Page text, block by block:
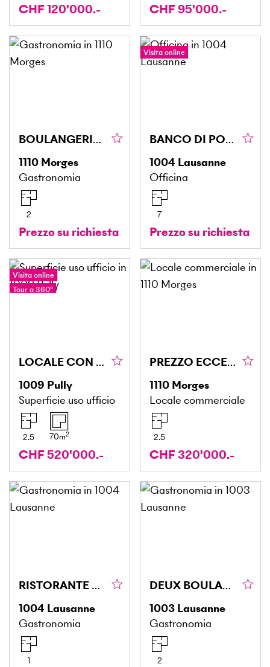
CHF 120'000.- CHF 95'000.-
BOULANGERIE AVEC BONNE SITUATION
1110 Morges
Gastronomia
2
Prezzo su richiesta
Visita online
BANCO DI POTENZA PER AUTOVEICOLI
1004 Lausanne
Officina
7
Prezzo su richiesta
Visita online
Tour a 360°
LOCALE CON VETRINA E GARAGE DOPPIO
1009 Pully
Superficie uso ufficio
2.5 70m2
CHF 520'000.-
PREZZO ECCEZIONALE CON GRANDE POTENZIALE
1110 Morges
Locale commerciale
2.5
CHF 320'000.-
RISTORANTE AD ALTA ATTIVITÀ DA CONSEGNARE
1004 Lausanne
Gastronomia
1
DEUX BOULANGERIES / SOCIÉTÉ AVEC BON C.A.
1003 Lausanne
Gastronomia
2